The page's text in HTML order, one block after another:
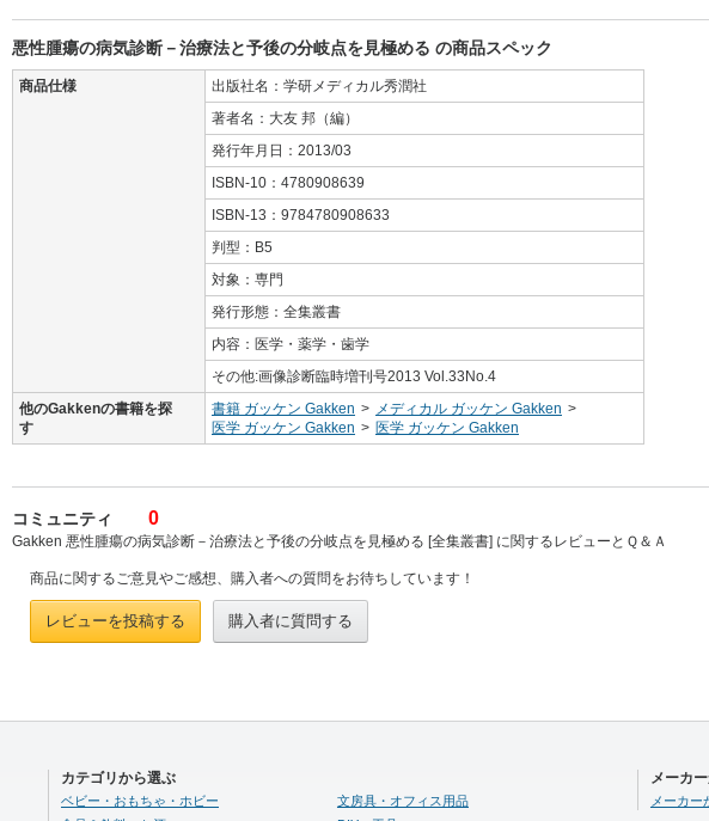
悪性腫瘍の病気診断－治療法と予後の分岐点を見極める の商品スペック
商品仕様
出版社名：学研メディカル秀潤社
著者名：大友 邦（編）
発行年月日：2013/03
ISBN-10：4780908639
ISBN-13：9784780908633
判型：B5
対象：専門
発行形態：全集叢書
内容：医学・薬学・歯学
その他:画像診断臨時増刊号2013 Vol.33No.4
他のGakkenの書籍を探
す
書籍 ガッケン Gakken > メディカル ガッケン Gakken >
医学 ガッケン Gakken > 医学 ガッケン Gakken
コミュニティ 0
Gakken 悪性腫瘍の病気診断－治療法と予後の分岐点を見極める [全集叢書] に関するレビューとＱ＆Ａ
商品に関するご意見やご感想、購入者への質問をお待ちしています！
レビューを投稿する 購入者に質問する
カテゴリから選ぶ
ベビー・おもちゃ・ホビー
文房具・オフィス用品
メーカ
メーカー